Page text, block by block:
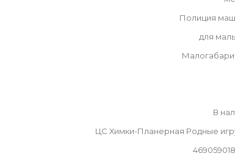
Полиция
для
В
ЦС Химки-Планерная Родные